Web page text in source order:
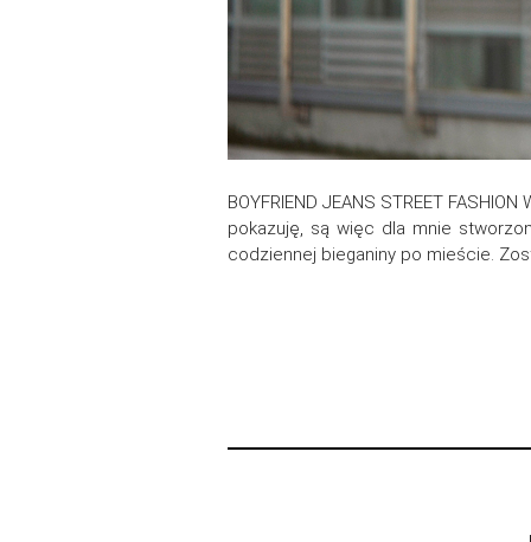
BOYFRIEND JEANS STREET
pokazuję, są więc dla mnie
codziennej bieganiny po mieście.